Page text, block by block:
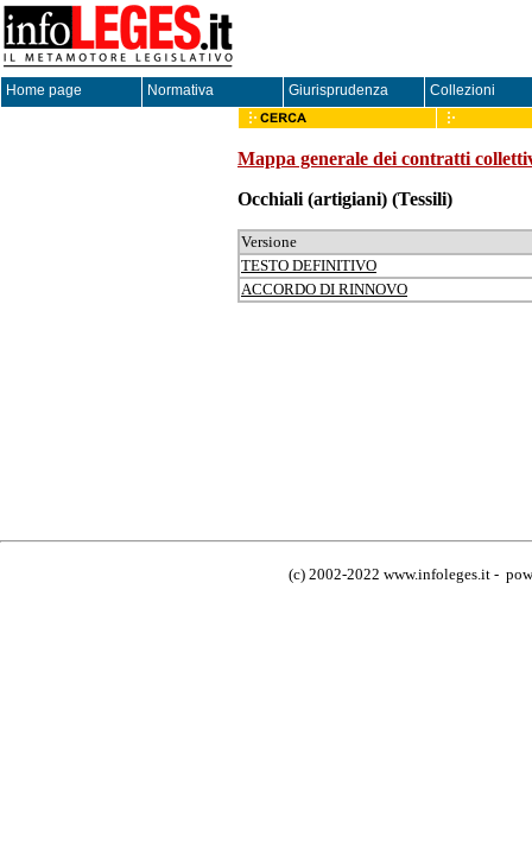
Home page Normativa Giurisprudenza Collezioni
Mappa generale dei contratti
Occhiali (artigiani) (Tessili)
Versione
TESTO DEFINITIVO
ACCORDO DI RINNOVO
(c) 2002-2022 www.infoleges.it -